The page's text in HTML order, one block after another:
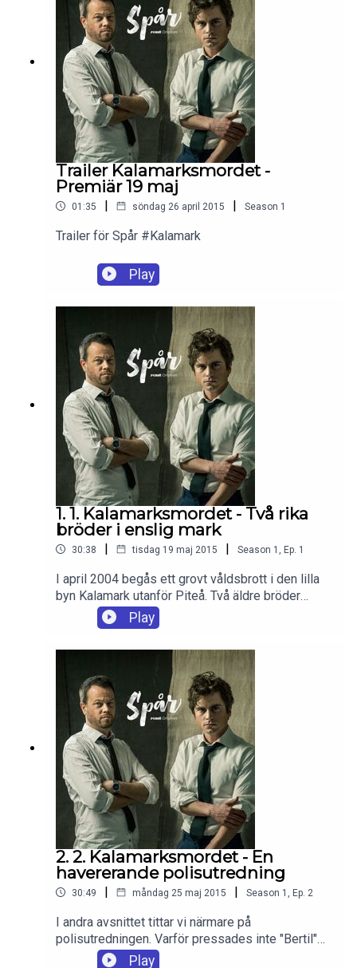
Trailer Kalamarksmordet -
Premiär 19 maj
01:35 | söndag 26 april 2015 | Season 1
Trailer för Spår #Kalamark
Play
1. 1. Kalamarksmordet - Två rika
bröder i enslig mark
30:38 | tisdag 19 maj 2015 | Season 1 Ep. 1
I april 2004 begås ett grovt våldsbrott i den lilla
byn Kalamark utanför Piteå. Två äldre bröder
attackeras på kvällen och den ena brodern slås
brutalt ihjäl. När polisen börjar utreda brottet dyker
männen som säljer brandläckare? Hur rika var
bröderna? Och varför fastnar polisen för Kaj
Linna?
Play
2. 2. Kalamarksmordet - En
havererande polisutredning
30:49 | måndag 25 maj 2015 | Season 1 Ep. 2
I andra avsnittet tittar vi närmare på
polisutredningen. Varför pressades inte "Bertil"
och "Nils" hårdare i förhören? Varför vägrade
Play